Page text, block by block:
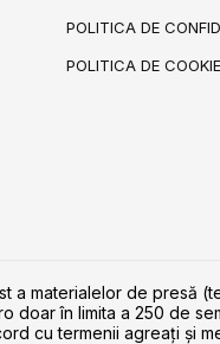
POLITICA DE
POLITICA DE
a materialelor de presă
doar în limita a 250 de
cu termenii agreaţi şi